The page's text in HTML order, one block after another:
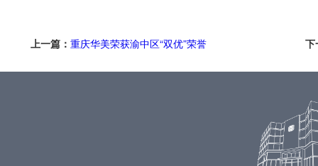
上一篇： 重庆华美荣获渝中区“双优”荣誉 下